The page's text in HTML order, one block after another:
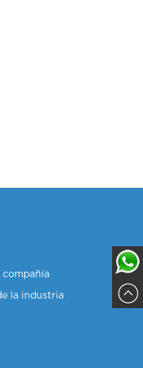
compañía
la industria
Sajja